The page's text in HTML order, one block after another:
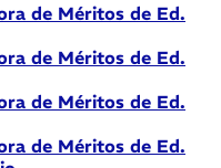
de Méritos de Ed.
de Méritos de Ed.
de Méritos de Ed.
de Méritos de Ed.